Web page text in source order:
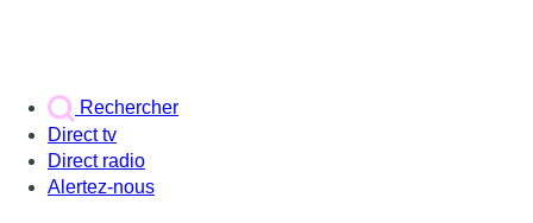
Rechercher
Direct tv
Direct radio
Alertez-nous